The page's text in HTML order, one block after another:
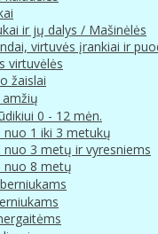
ir jų dalys / Mašinėlės
virtuvės įrankiai ir
virtuvėlės
žaislai
amžių
0 - 12 mėn.
nuo 1 iki 3 metukų
nuo 3 metų ir vyresniems
nuo 8 metų